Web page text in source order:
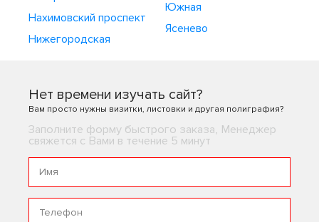
Нахимовский проспект
Нижегородская
Южная
Ясенево
Нет времени изучать сайт?
Вам просто нужны визитки, листовки и другая полиграфия?
Заполните форму быстрого заказа, Менеджер
свяжется с Вами в течение 5 минут